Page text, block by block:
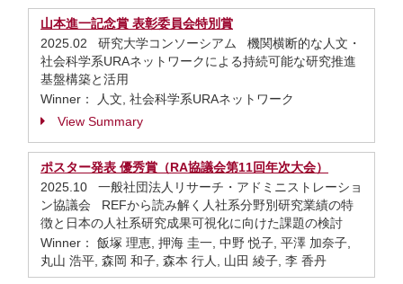
山本進一記念賞 表彰委員会特別賞
2025.02 研究大学コンソーシアム 機関横断的な人文・
社会科学系URAネットワークによる持続可能な研究推進
基盤構築と活用
Winner： 人文, 社会科学系URAネットワーク
View Summary
ポスター発表 優秀賞（RA協議会第11回年次大会）
2025.10 ⼀般社団法⼈リサーチ・アドミニストレーショ
ン協議会 REFから読み解く人社系分野別研究業績の特
徴と日本の人社系研究成果可視化に向けた課題の検討
Winner： 飯塚 理恵, 押海 圭一, 中野 悦子, 平澤 加奈子,
丸山 浩平, 森岡 和子, 森本 行人, 山田 綾子, 李 香丹